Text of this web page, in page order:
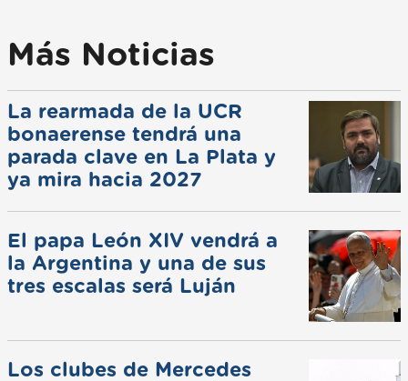
Más Noticias
La rearmada de la UCR
bonaerense tendrá una
parada clave en La Plata y
ya mira hacia 2027
El papa León XIV vendrá a
la Argentina y una de sus
tres escalas será Luján
Los clubes de Mercedes